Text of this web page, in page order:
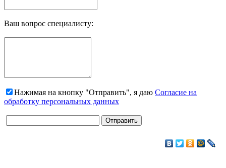
Ваш вопрос специалисту:
Нажимая на кнопку "Отправить", я даю Согласие на
обработку персональных данных